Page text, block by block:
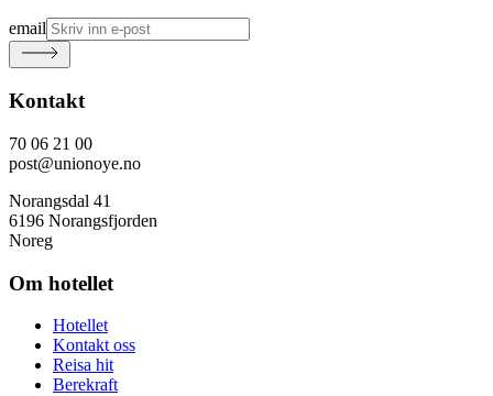
email
Kontakt
70 06 21 00
post@unionoye.no
Norangsdal 41
6196 Norangsfjorden
Noreg
Om hotellet
Hotellet
Kontakt oss
Reisa hit
Berekraft